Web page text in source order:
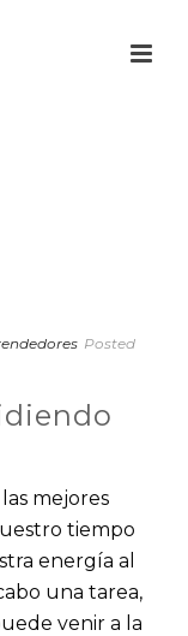
Posted
mejores
tiempo
energía al
una tarea,
venir a la